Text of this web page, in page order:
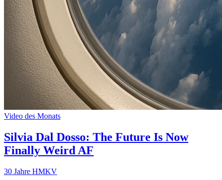
Video des Monats
Silvia Dal Dosso: The Future Is Now
Finally Weird AF
30 Jahre HMKV